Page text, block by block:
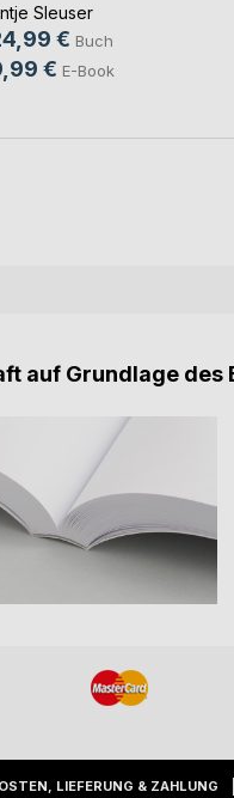
Sleuser
€ Buch
€ E-Book
auf Grundlage
LIEFERUNG & ZAHLUNG